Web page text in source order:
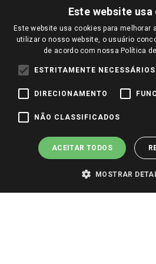
Notícias
Perguntas frequentes
Identidade Visual
Trocas e Devoluções
Redes Sociais
Pagamento e Segurança
Este website
Este website usa cookies para melhorar
utilizar o nosso website, o usuário
de acordo com nossa Política
ESTRITAMENTE NECESSÁRIOS
DIRECIONAMENTO
NÃO CLASSIFICADOS
ACEITAR TODOS
MOSTRAR